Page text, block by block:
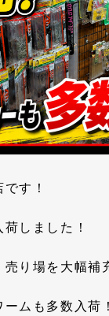
す！
しました！
り場を大幅補
ームも多数入荷